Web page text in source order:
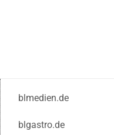
blmedien.de
blgastro.de